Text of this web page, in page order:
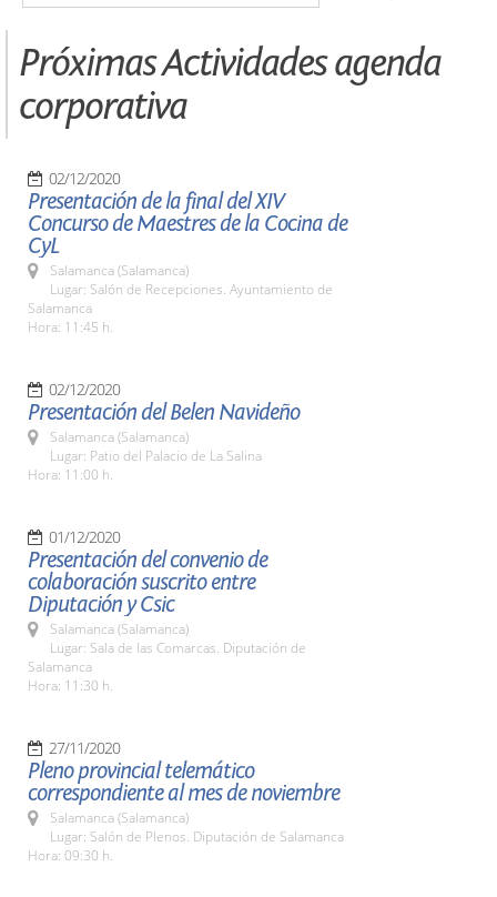
Próximas Actividades agenda
corporativa
02/12/2020
Presentación de la final del XIV
Concurso de Maestres de la Cocina de
CyL
Salamanca (Salamanca)
Lugar: Salón de Recepciones. Ayuntamiento de
Salamanca
Hora: 11:45 h.
02/12/2020
Presentación del Belen Navideño
Salamanca (Salamanca)
Lugar: Patio del Palacio de La Salina
Hora: 11:00 h.
01/12/2020
Presentación del convenio de
colaboración suscrito entre
Diputación y Csic
Salamanca (Salamanca)
Lugar: Sala de las Comarcas. Diputación de
Salamanca
Hora: 11:30 h.
27/11/2020
Pleno provincial telemático
correspondiente al mes de noviembre
Salamanca (Salamanca)
Lugar: Salón de Plenos. Diputación de Salamanca
Hora: 09:30 h.